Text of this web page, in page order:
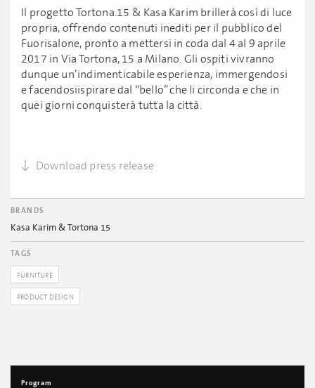
Il progetto Tortona.15 & Kasa Karim brillerà così di luce
propria, offrendo contenuti inediti per il pubblico del
Fuorisalone, pronto a mettersi in coda dal 4 al 9 aprile
2017 in Via Tortona, 15 a Milano. Gli ospiti vivranno
dunque un’indimenticabile esperienza, immergendosi
e facendosiispirare dal “bello” che li circonda e che in
quei giorni conquisterà tutta la città.
Download press release
BRANDS
Kasa Karim & Tortona 15
TAGS
FURNITURE
PRODUCT DESIGN
Program